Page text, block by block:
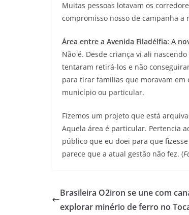
Muitas pessoas lotavam os
compromisso nosso de campanha a
Área entre a Avenida Filadélfia: A
Não é. Desde criança vi ali
tentaram retirá-los e não
para tirar famílias que moravam em
município ou particular.
Fizemos um projeto que está
Aquela área é particular. Pertencia
público que eu doei para que
parece que a atual gestão não fez. (
Brasileira O2iron se une com
explorar minério de ferro no